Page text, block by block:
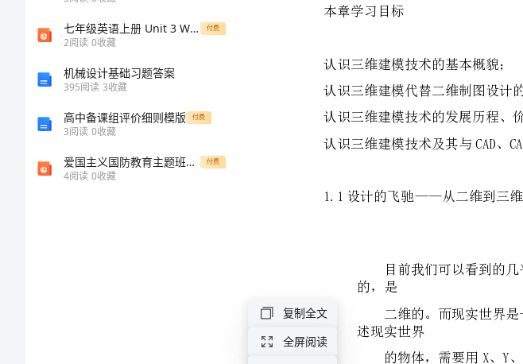
七年级英语上册 Unit 3 Welcome to our school Reading I课件 （新版）牛津版 付费
2阅读 0收藏
机械设计基础习题答案
395阅读 3收藏
高中备课组评价细则模版 付费
3阅读 0收藏
爱国主义国防教育主题班会课件[PPT课件] 付费
4阅读 0收藏
本章学习目标
复制全文
全屏阅读